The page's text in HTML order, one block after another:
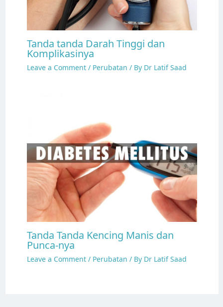
Tanda tanda Darah Tinggi dan
Komplikasinya
Leave a Comment / Perubatan / By Dr Latif Saad
Tanda Tanda Kencing Manis dan
Punca-nya
Leave a Comment / Perubatan / By Dr Latif Saad